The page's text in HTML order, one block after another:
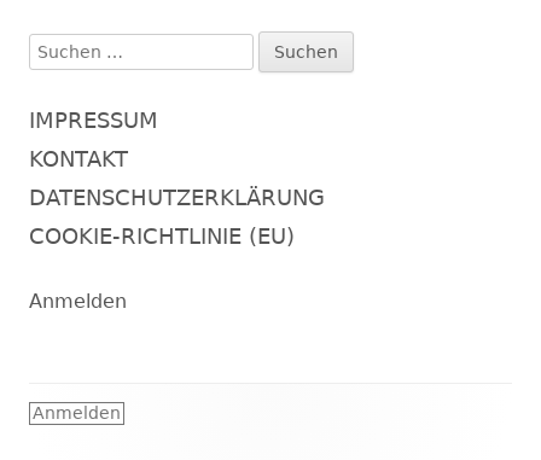
Suchen
nach:
IMPRESSUM
KONTAKT
DATENSCHUTZERKLÄRUNG
COOKIE-RICHTLINIE (EU)
Anmelden
Footer
Anmelden